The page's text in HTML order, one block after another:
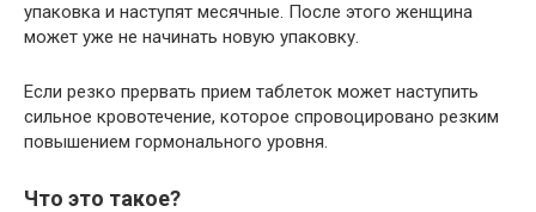
упаковка и наступят месячные. После этого женщина
может уже не начинать новую упаковку.
Если резко прервать прием таблеток может наступить
сильное кровотечение, которое спровоцировано резким
повышением гормонального уровня.
Что это такое?